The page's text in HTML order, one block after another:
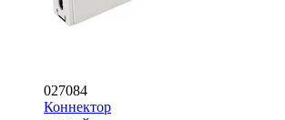
027084
Коннектор